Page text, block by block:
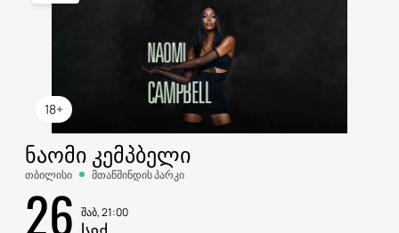
18+
ᲜᲐᲝᲛᲘ ᲙᲔᲛᲞᲑᲔᲚᲘ
თბილისი მთაწმინდის პარკი
26 შაბ, 21:00